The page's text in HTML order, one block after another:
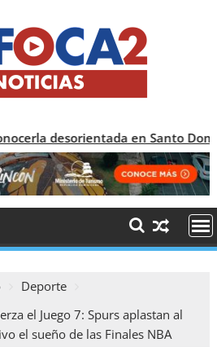
en Santo Domingo
Deporte
el Juego 7: Spurs aplastan al
el sueño de las Finales NBA